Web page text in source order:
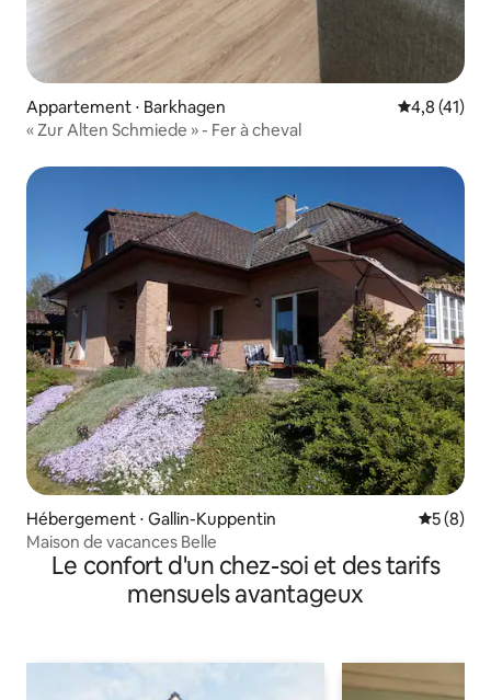
Appartement ⋅ Barkhagen Évaluation
4,8 (41)
« Zur Alten Schmiede » - Fer à cheval
Hébergement ⋅ Gallin-Kuppentin
5 (8)
Maison de vacances Belle
Le confort d'un chez-soi et des tarifs
mensuels avantageux